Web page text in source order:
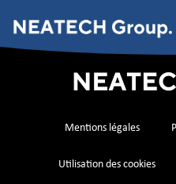
Mentions légales
Utilisation des cookies